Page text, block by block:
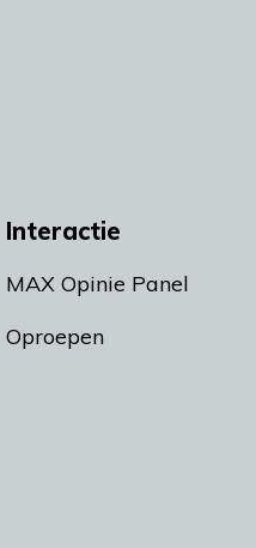
Interactie
MAX Opinie Panel
Oproepen